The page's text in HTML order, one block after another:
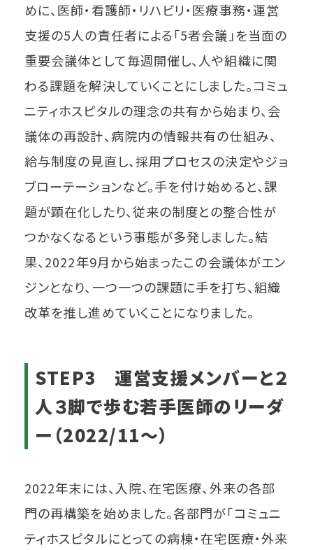
めに、医師・看護師・リハビリ・医療事務・運営
支援の5人の責任者による「5者会議」を当面の
重要会議体として毎週開催し、人や組織に関
わる課題を解決していくことにしました。コミュ
ニティホスピタルの理念の共有から始まり、会
議体の再設計、病院内の情報共有の仕組み、
給与制度の見直し、採用プロセスの決定やジョ
ブローテーションなど。手を付け始めると、課
題が顕在化したり、従来の制度との整合性が
つかなくなるという事態が多発しました。結
果、2022年9月から始まったこの会議体がエン
ジンとなり、一つ一つの課題に手を打ち、組織
改革を推し進めていくことになりました。
STEP3 運営支援メンバーと２
人３脚で歩む若手医師のリーダ
ー（2022/11～）
2022年末には、入院、在宅医療、外来の各部
門の再構築を始めました。各部門が「コミュニ
ティホスピタルにとっての病棟・在宅医療・外来